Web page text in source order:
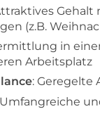
Gehalt
(z.B.
in
Arbeitsplatz
: Geregelte
Umfangreiche